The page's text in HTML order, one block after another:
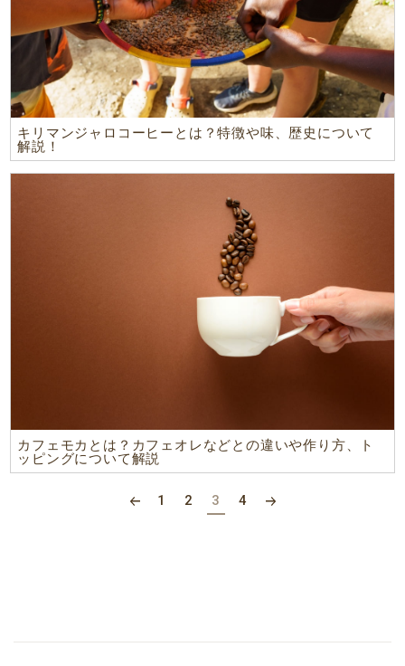
キリマンジャロコーヒーとは？特徴や味、歴史について
解説！
カフェモカとは？カフェオレなどとの違いや作り方、ト
ッピングについて解説
1 2 3 4